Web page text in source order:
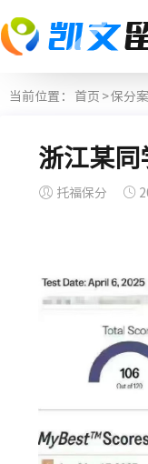
当前位置： 首页 >保分
浙江某同
托福保分